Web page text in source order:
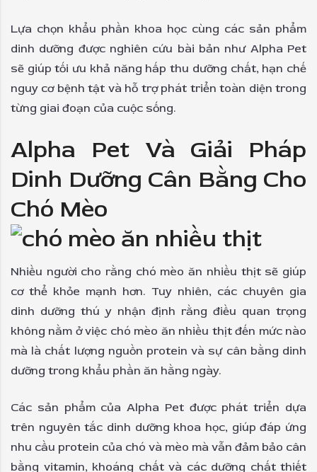
Lựa chọn khẩu phần khoa học cùng các sản phẩm
dinh dưỡng được nghiên cứu bài bản như Alpha Pet
sẽ giúp tối ưu khả năng hấp thu dưỡng chất, hạn chế
nguy cơ bệnh tật và hỗ trợ phát triển toàn diện trong
từng giai đoạn của cuộc sống.
Alpha Pet Và Giải Pháp
Dinh Dưỡng Cân Bằng Cho
Chó Mèo
Nhiều người cho rằng chó mèo ăn nhiều thịt sẽ giúp
cơ thể khỏe mạnh hơn. Tuy nhiên, các chuyên gia
dinh dưỡng thú y nhận định rằng điều quan trọng
không nằm ở việc chó mèo ăn nhiều thịt đến mức nào
mà là chất lượng nguồn protein và sự cân bằng dinh
dưỡng trong khẩu phần ăn hằng ngày.
Các sản phẩm của Alpha Pet được phát triển dựa
trên nguyên tắc dinh dưỡng khoa học, giúp đáp ứng
nhu cầu protein của chó và mèo mà vẫn đảm bảo cân
bằng vitamin, khoáng chất và các dưỡng chất thiết